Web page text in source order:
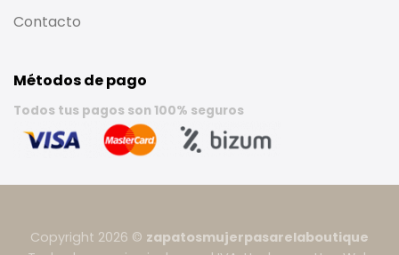
Contacto
Métodos de pago
Todos tus pagos son 100% seguros
Copyright 2026 © zapatosmujerpasarelaboutique